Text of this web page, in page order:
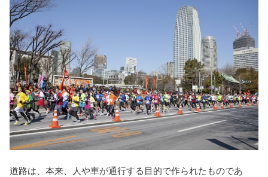
道路は、本来、人や車が通行する目的で作られたものであ